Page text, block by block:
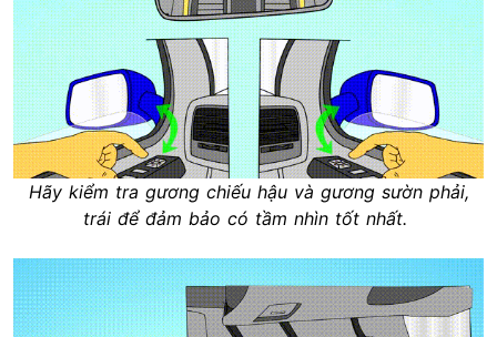
Hãy kiểm tra gương chiếu hậu và gương sườn phải,
trái để đảm bảo có tầm nhìn tốt nhất.